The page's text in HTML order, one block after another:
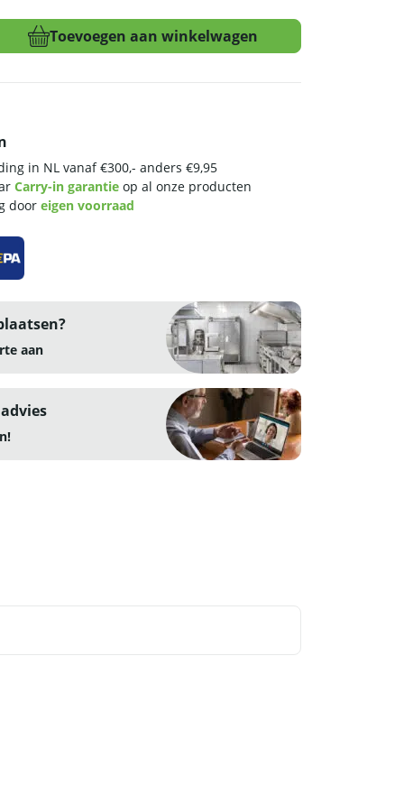
Toevoegen aan winkelwagen
in NL vanaf €300,- anders €9,95
Carry-in garantie op al onze producten
door eigen voorraad
aan